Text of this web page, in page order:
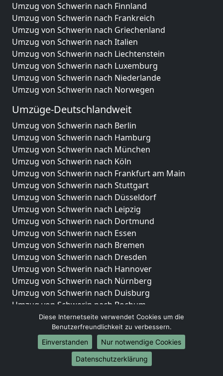
Umzug von Schwerin nach Finnland
Umzug von Schwerin nach Frankreich
Umzug von Schwerin nach Griechenland
Umzug von Schwerin nach Italien
Umzug von Schwerin nach Liechtenstein
Umzug von Schwerin nach Luxemburg
Umzug von Schwerin nach Niederlande
Umzug von Schwerin nach Norwegen
Umzüge-Deutschlandweit
Umzug von Schwerin nach Berlin
Umzug von Schwerin nach Hamburg
Umzug von Schwerin nach München
Umzug von Schwerin nach Köln
Umzug von Schwerin nach Frankfurt am Main
Umzug von Schwerin nach Stuttgart
Umzug von Schwerin nach Düsseldorf
Umzug von Schwerin nach Leipzig
Umzug von Schwerin nach Dortmund
Umzug von Schwerin nach Essen
Umzug von Schwerin nach Bremen
Umzug von Schwerin nach Dresden
Umzug von Schwerin nach Hannover
Umzug von Schwerin nach Nürnberg
Umzug von Schwerin nach Duisburg
Umzug von Schwerin nach Bochum
Umzug von Schwerin nach Wuppertal
Umzug von Schwerin nach Bielefeld
Umzug von Schwerin nach Bonn
Umzug von Schwerin nach Münster
Diese Internetseite verwendet Cookies um die
Benutzerfreundlichkeit zu verbessern.
Einverstanden
Nur notwendige Cookies
Datenschutzerklärung